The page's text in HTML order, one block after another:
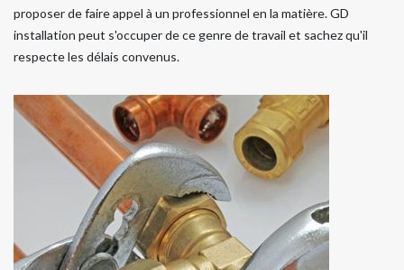
proposer de faire appel à un professionnel en la matière. GD
installation peut s'occuper de ce genre de travail et sachez qu'il
respecte les délais convenus.